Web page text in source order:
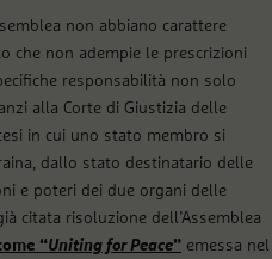
non abbiano carattere
che non adempie le prescrizioni
responsabilità non solo
alla Corte di Giustizia delle
in cui uno stato membro si
dallo stato destinatario delle
e poteri dei due organi delle
citata risoluzione dell’Assemblea
“Uniting for Peace” emessa nel